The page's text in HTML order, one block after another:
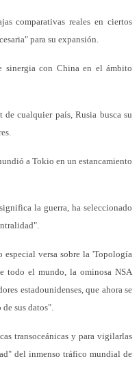
comparativas reales en ciertos
para su expansión.
sinergia con China en el ámbito
cualquier país, Rusia busca su
a Tokio en un estancamiento
la guerra, ha seleccionado
versa sobre la 'Topología
todo el mundo, la ominosa NSA
estadounidenses, que ahora se
sus datos".
transoceánicas y para vigilarlas
del inmenso tráfico mundial de